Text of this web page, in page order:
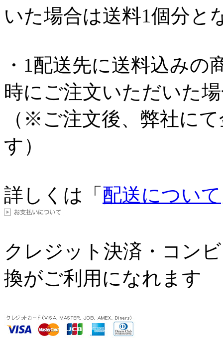
いた場合は送料1個分と
・1配送先に送料込み
時にご注文いただいた
（※ご注文後、弊社に
す）
詳しくは「 配送について
クレジット決済・コン
換がご利用になれます